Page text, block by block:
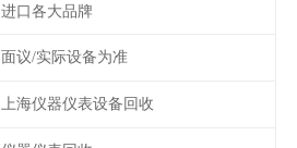
进口各大品牌
面议/实际设备为准
上海仪器仪表设备回收